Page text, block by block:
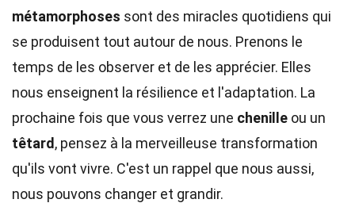
métamorphoses sont des miracles quotidiens qui
se produisent tout autour de nous. Prenons le
temps de les observer et de les apprécier. Elles
nous enseignent la résilience et l'adaptation. La
prochaine fois que vous verrez une chenille ou un
têtard , pensez à la merveilleuse transformation
qu'ils vont vivre. C'est un rappel que nous aussi,
nous pouvons changer et grandir.